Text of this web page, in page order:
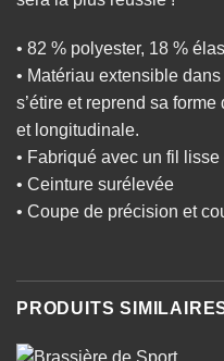
• 82 % polyester, 18 %
• Matériau extensible
s’étire et reprend sa
et longitudinale.
• Fabriqué avec un fil
• Ceinture surélevée
• Coupe de précision et
PRODUITS